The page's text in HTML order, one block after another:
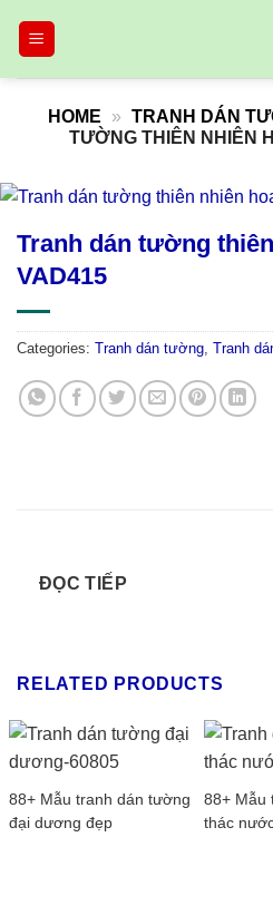
HOME » TRANH DÁN
TƯỜNG THIÊN NHIÊN
Tranh dán tường
VAD415
Categories: Tranh dán tường, Tranh
ĐỌC TIẾP
RELATED PRODUCTS
88+ Mẫu tranh dán tường
đại dương đẹp
88+ Mẫu
thác